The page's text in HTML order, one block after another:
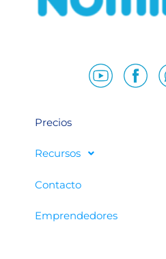
Precios
Recursos
Contacto
Emprendedores